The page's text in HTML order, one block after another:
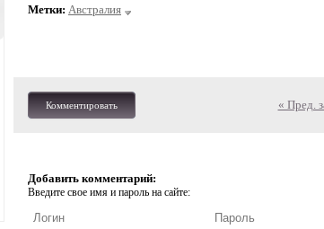
Метки: Австралия
Комментировать « Пред.
Добавить комментарий:
Введите свое имя и пароль на сайте: